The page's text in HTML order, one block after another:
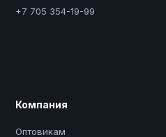
+7 705 354-19-99
Компания
Оптовикам